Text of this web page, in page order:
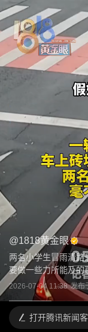
@1818黄金眼
两名小学生冒雨清路
要做一些力所能及的
2026-07-04 11:38 发布
打开腾讯新闻